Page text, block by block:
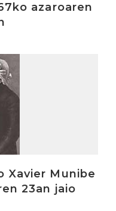
azaroaren
Xavier Munibe
23an jaio